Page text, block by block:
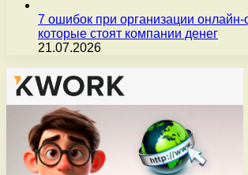
7 ошибок при организации онлайн-
которые стоят компании денег
21.07.2026